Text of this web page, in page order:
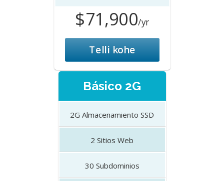
$71,900/yr
Telli kohe
Básico 2G
2G Almacenamiento SSD
2 Sitios Web
30 Subdominios